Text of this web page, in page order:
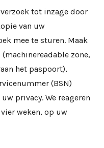
tot inzage door
van uw
mee te sturen. Maak
zone,
het paspoort),
(BSN)
privacy. We reageren
weken, op uw